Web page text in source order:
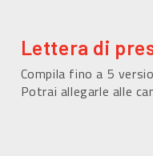
Lettera di
Compila fino a 5
Potrai allegarle alle